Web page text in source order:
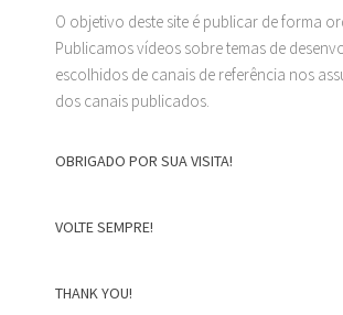
O objetivo deste site é publicar de forma
Publicamos vídeos sobre temas de
escolhidos de canais de referência nos
dos canais publicados.
OBRIGADO POR SUA VISITA!
VOLTE SEMPRE!
THANK YOU!